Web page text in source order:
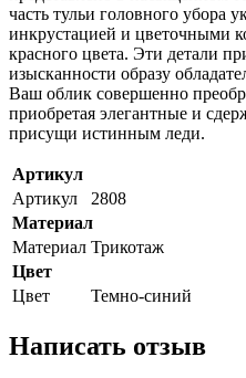
часть тульи головного убора
инкрустацией и цветочными
красного цвета. Эти детали
изысканности образу
Ваш облик совершенно
приобретая элегантные и
присущи истинным леди.
Артикул
Артикул
2808
Материал
Материал Трикотаж
Цвет
Цвет
Темно-синий
Написать отзыв